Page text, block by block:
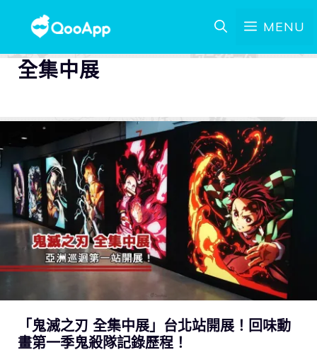
MENU
全集中展
「鬼滅之刃 全集中展」台北站開展！回味動
畫第一季鬼殺隊記錄歷程！